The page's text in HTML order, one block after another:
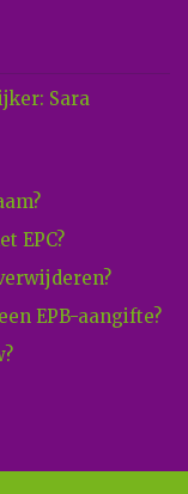
Sara
EPC?
EPB-aangifte?